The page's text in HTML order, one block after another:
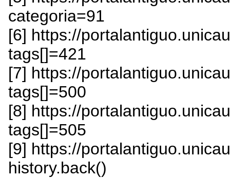
categoria=91
[6] https://
tags[]=421
[7] https://
tags[]=500
[8] https://
tags[]=505
[9] https://
history.back()